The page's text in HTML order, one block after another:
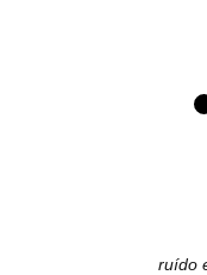
ruído